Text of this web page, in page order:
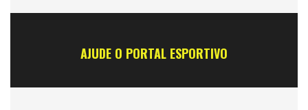
AJUDE O PORTAL ESPORTIVO